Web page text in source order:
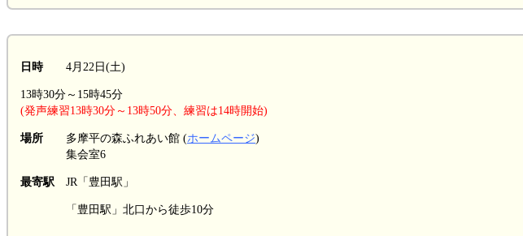
日時4月22日(土)
13時30分～15時45分
(発声練習13時30分～13時50分、練習は14時開始)
場所 多摩平の森ふれあい館 (ホームページ)
集会室6
最寄駅 JR「豊田駅」
「豊田駅」北口から徒歩10分